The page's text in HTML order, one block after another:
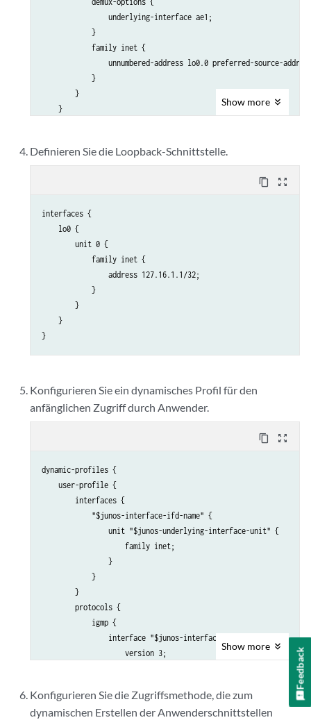
                underlying-interface ae1;
            }
            family inet {
unnumbered-address lo0.0 preferred-source-
            }
        }
    }
Show more
Definieren Sie die Loopback-Schnittstelle.
content_copy zoom_out_map
interfaces {
    lo0 {
        unit 0 {
            family inet {
                address 127.16.1.1/32;
            }
        }
    }
Konfigurieren Sie ein dynamisches Profil für den
anfänglichen Zugriff durch Anwender.
content_copy zoom_out_map
dynamic-profiles {
    user-profile {
        interfaces {
            "$junos-interface-ifd-name" {
                unit "$junos-underlying-interface-unit" {
                    family inet;
                }
            }
        }
        protocols {
            igmp {
                interface "$junos-interface-name" {
                    version 3;
                }
            }
Show more
Konfigurieren Sie die Zugriffsmethode, die zum
dynamischen Erstellen der Anwenderschnittstellen
Feedback